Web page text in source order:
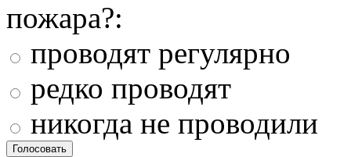
пожара?:
проводят регулярно
редко проводят
никогда не проводили